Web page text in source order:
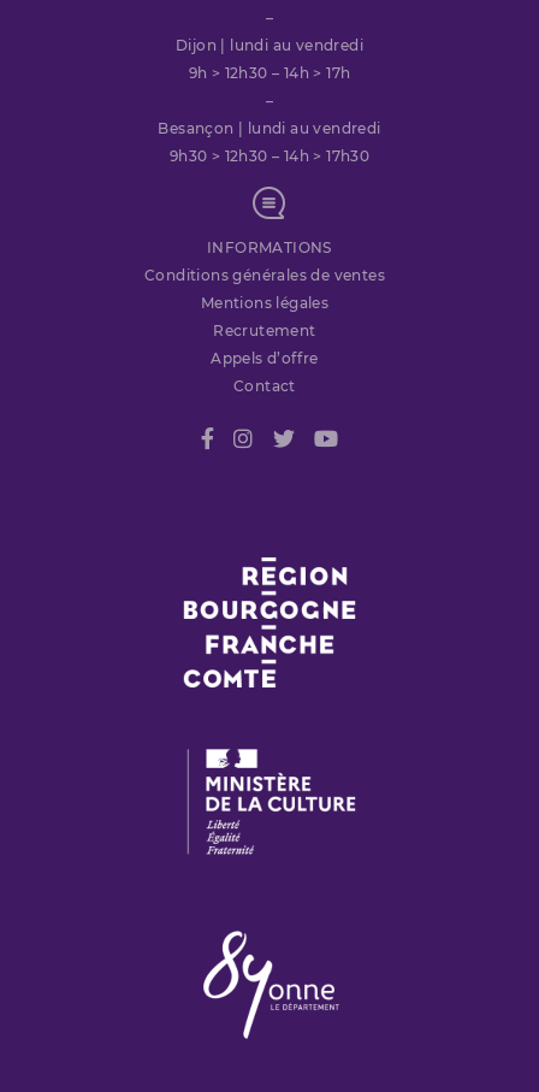
–
Dijon | lundi au vendredi
9h > 12h30 – 14h > 17h
–
Besançon | lundi au vendredi
9h30 > 12h30 – 14h > 17h30
INFORMATIONS
Conditions générales de ventes
Mentions légales
Recrutement
Appels d’offre
Contact